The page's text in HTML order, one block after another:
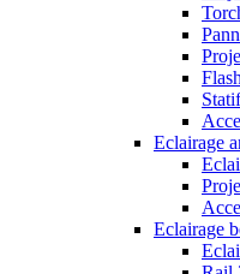
Statif
Eclairage
Eclairage